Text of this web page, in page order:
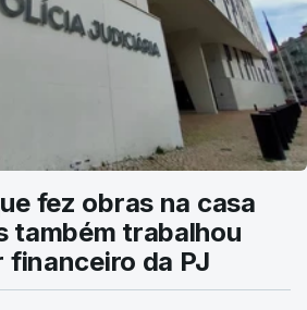
fez obras na casa
também trabalhou
financeiro da PJ